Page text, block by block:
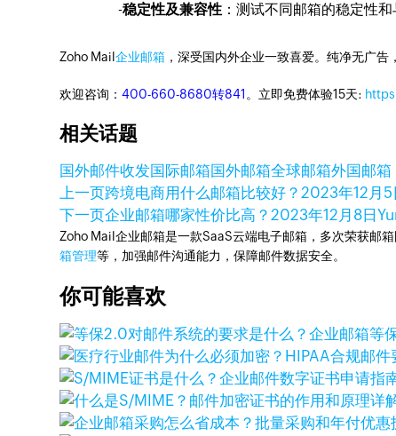
-稳定性及兼容性 ：测试不同邮箱的稳定性
Zoho Mail企业邮箱 ，深受国内外企业一致喜爱。纯净无广告
欢迎咨询：400-660-8680转841 。立即免费体验15天:
相关话题
国外邮件收发国际邮箱国外邮箱全球邮箱外国邮箱
上一页跨境电商用什么邮箱比较好？2023年12月5
下一页企业邮箱哪家性价比高？2023年12月8日
Zoho Mail企业邮箱是一款SaaS云端电子邮箱，多次荣获邮
箱管理等，加强邮件沟通能力，保障邮件数据安全。
你可能喜欢